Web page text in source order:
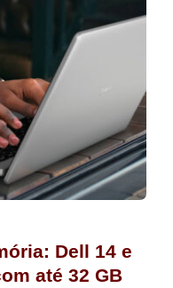
Dell 14 e
até 32 GB